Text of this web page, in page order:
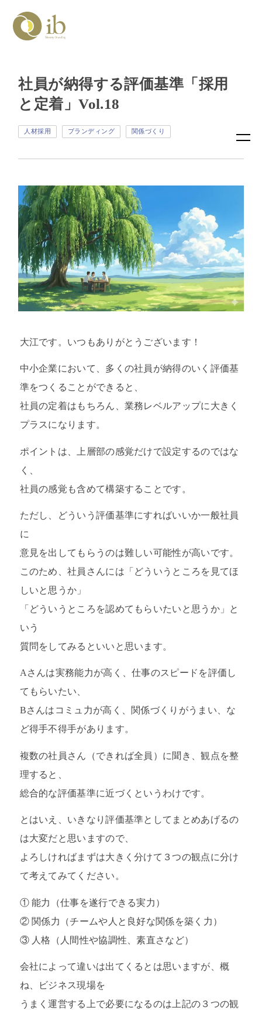
社員が納得する評価基準「採用
と定着」Vol.18
人材採用 ブランディング 関係づくり
大江です。いつもありがとうございます！
中小企業において、多くの社員が納得のいく評価基
準をつくることができると、
社員の定着はもちろん、業務レベルアップに大きく
プラスになります。
ポイントは、上層部の感覚だけで設定するのではな
く、
社員の感覚も含めて構築することです。
ただし、どういう評価基準にすればいいか一般社員
に
意見を出してもらうのは難しい可能性が高いです。
このため、社員さんには「どういうところを見てほ
しいと思うか」
「どういうところを認めてもらいたいと思うか」と
いう
質問をしてみるといいと思います。
Aさんは実務能力が高く、仕事のスピードを評価し
てもらいたい、
Bさんはコミュ力が高く、関係づくりがうまい、な
ど得手不得手があります。
複数の社員さん（できれば全員）に聞き、観点を整
理すると、
総合的な評価基準に近づくというわけです。
とはいえ、いきなり評価基準としてまとめあげるの
は大変だと思いますので、
よろしければまずは大きく分けて３つの観点に分け
て考えてみてください。
① 能力（仕事を遂行できる実力）
② 関係力（チームや人と良好な関係を築く力）
③ 人格（人間性や協調性、素直さなど）
会社によって違いは出てくるとは思いますが、概
ね、ビジネス現場を
うまく運営する上で必要になるのは上記の３つの観